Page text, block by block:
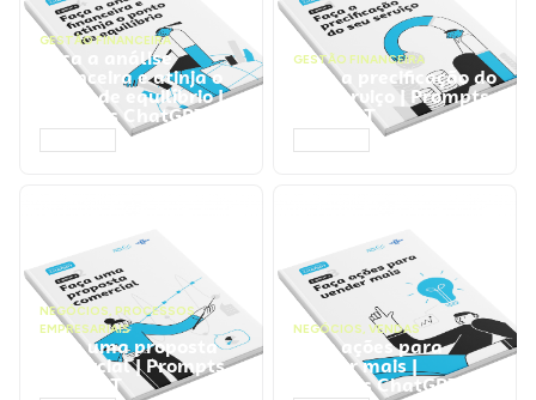
GESTÃO FINANCEIRA
Faça a análise
financeira e atinja o
ponto de equilíbrio |
Prompts ChatGPT
GESTÃO FINANCEIRA
Faça a precificação do
seu serviço | Prompts
ChatGPT
NEGÓCIOS, PROCESSOS
EMPRESARIAIS
Faça uma proposta
comercial | Prompts
ChatGPT
NEGÓCIOS, VENDAS
Faça ações para
vender mais |
Prompts ChatGPT